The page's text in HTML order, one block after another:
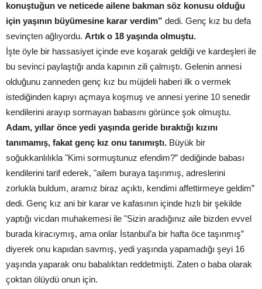
konuştuğun ve neticede ailene bakman söz konusu olduğu
için yaşının büyümesine karar verdim” dedi. Genç kız bu defa
sevinçten ağlıyordu. Artık o 18 yaşında olmuştu.
İşte öyle bir hassasiyet içinde eve koşarak geldiği ve kardeşleri ile
bu sevinci paylaştığı anda kapının zili çalmıştı. Gelenin annesi
olduğunu zanneden genç kız bu müjdeli haberi ilk o vermek
istediğinden kapıyı açmaya koşmuş ve annesi yerine 10 senedir
kendilerini arayıp sormayan babasını görünce şok olmuştu.
Adam, yıllar önce yedi yaşında geride bıraktığı kızını
tanımamış, fakat genç kız onu tanımıştı. Büyük bir
soğukkanlılıkla "Kimi sormuştunuz efendim?” dediğinde babası
kendilerini tarif ederek, "ailem buraya taşınmış, adreslerini
zorlukla buldum, aramız biraz açıktı, kendimi affettirmeye geldim”
dedi. Genç kız ani bir karar ve kafasının içinde hızlı bir şekilde
yaptığı vicdan muhakemesi ile "Sizin aradığınız aile bizden evvel
burada kiracıymış, ama onlar İstanbul’a bir hafta öce taşınmış”
diyerek onu kapıdan savmış, yedi yaşında yapamadığı şeyi 16
yaşında yaparak onu babalıktan reddetmişti. Zaten o baba olarak
çoktan ölüydü onun için.